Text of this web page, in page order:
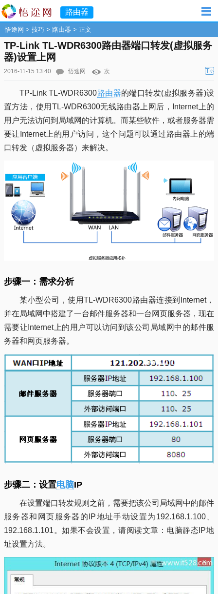
路由器
悟途网 > 技巧 > 路由器 > 正文
TP-Link TL-WDR6300路由器端口转发(虚拟服务
器)设置上网
2016-11-15 13:40 悟途网 次 T小
TP-Link TL-WDR6300路由器的端口转发(虚拟服务器)设
置方法，使用TL-WDR6300无线路由器上网后，Internet上的
用户无法访问到局域网的计算机。而某些软件，或者服务器需
要让Internet上的用户访问，这个问题可以通过路由器上的端
口转发（虚拟服务器）来解决。
步骤一：需求分析
某小型公司，使用TL-WDR6300路由器连接到Internet，
并在局域网中搭建了一台邮件服务器和一台网页服务器，现在
需要让Internet上的用户可以访问到该公司局域网中的邮件服
务器和网页服务器。
步骤二：设置电脑IP
在设置端口转发规则之前，需要把该公司局域网中的邮件
服务器和网页服务器的IP地址手动设置为192.168.1.100、
192.168.1.101。如果不会设置，请阅读文章：电脑静态IP地
址设置方法。